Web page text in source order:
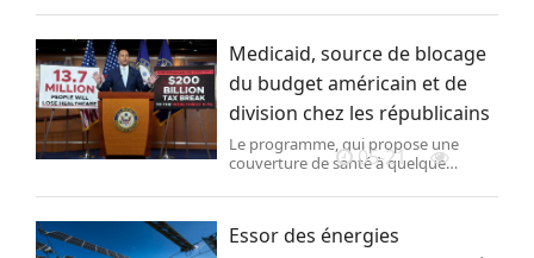
Medicaid, source de blocage
du budget américain et de
division chez les républicains
Le programme, qui propose une
couverture de santé à quelque
foyers à faibles revenus aux Etats-
des discussions sur le texte
05-21
Essor des énergies